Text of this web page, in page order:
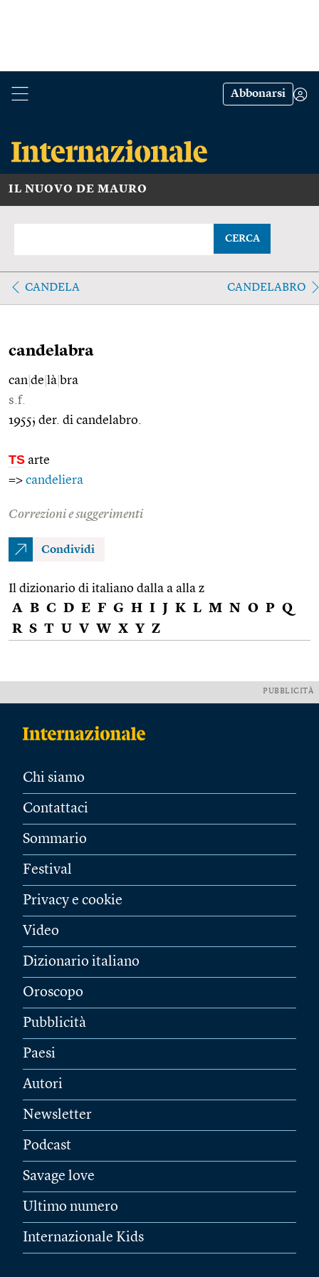
Abbonarsi
IL NUOVO DE MAURO
CERCA
CANDELA CANDELABRO
candelabra
can de là bra
s.f.
1955; der. di candelabro.
TS arte
=> candeliera
Correzioni e suggerimenti
Condividi
Il dizionario di italiano dalla a alla z
A B C D E F G H I J K L M N O P Q
R S T U V W X Y Z
PUBBLICITÀ
Chi siamo
Contattaci
Sommario
Festival
Privacy e cookie
Video
Dizionario italiano
Oroscopo
Pubblicità
Paesi
Autori
Newsletter
Podcast
Savage love
Ultimo numero
Internazionale Kids